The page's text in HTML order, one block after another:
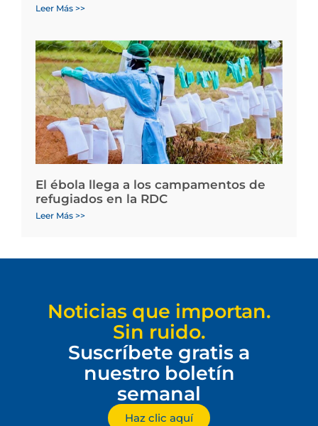
Leer Más >>
El ébola llega a los campamentos de
refugiados en la RDC
Leer Más >>
Noticias que importan.
Sin ruido.
Suscríbete gratis a
nuestro boletín
semanal
Haz clic aquí